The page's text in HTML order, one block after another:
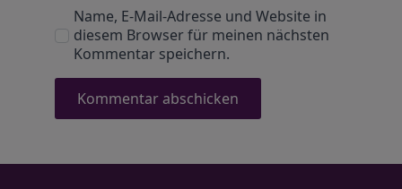
Name, E-Mail-Adresse und Website in
diesem Browser für meinen nächsten
Kommentar speichern.